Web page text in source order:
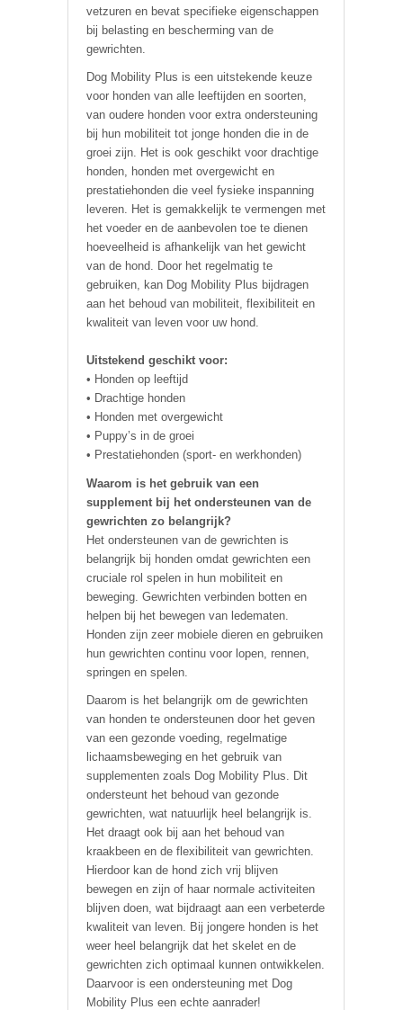
vetzuren en bevat specifieke eigenschappen
bij belasting en bescherming van de
gewrichten.
Dog Mobility Plus is een uitstekende keuze
voor honden van alle leeftijden en soorten,
van oudere honden voor extra ondersteuning
bij hun mobiliteit tot jonge honden die in de
groei zijn. Het is ook geschikt voor drachtige
honden, honden met overgewicht en
prestatiehonden die veel fysieke inspanning
leveren. Het is gemakkelijk te vermengen met
het voeder en de aanbevolen toe te dienen
hoeveelheid is afhankelijk van het gewicht
van de hond. Door het regelmatig te
gebruiken, kan Dog Mobility Plus bijdragen
aan het behoud van mobiliteit, flexibiliteit en
kwaliteit van leven voor uw hond.
Uitstekend geschikt voor:
• Honden op leeftijd
• Drachtige honden
• Honden met overgewicht
• Puppy’s in de groei
• Prestatiehonden (sport- en werkhonden)
Waarom is het gebruik van een
supplement bij het ondersteunen van de
gewrichten zo belangrijk?
Het ondersteunen van de gewrichten is
belangrijk bij honden omdat gewrichten een
cruciale rol spelen in hun mobiliteit en
beweging. Gewrichten verbinden botten en
helpen bij het bewegen van ledematen.
Honden zijn zeer mobiele dieren en gebruiken
hun gewrichten continu voor lopen, rennen,
springen en spelen.
Daarom is het belangrijk om de gewrichten
van honden te ondersteunen door het geven
van een gezonde voeding, regelmatige
lichaamsbeweging en het gebruik van
supplementen zoals Dog Mobility Plus. Dit
ondersteunt het behoud van gezonde
gewrichten, wat natuurlijk heel belangrijk is.
Het draagt ook bij aan het behoud van
kraakbeen en de flexibiliteit van gewrichten.
Hierdoor kan de hond zich vrij blijven
bewegen en zijn of haar normale activiteiten
blijven doen, wat bijdraagt aan een verbeterde
kwaliteit van leven. Bij jongere honden is het
weer heel belangrijk dat het skelet en de
gewrichten zich optimaal kunnen ontwikkelen.
Daarvoor is een ondersteuning met Dog
Mobility Plus een echte aanrader!